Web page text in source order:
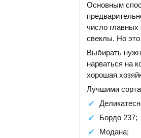
Основным
число главных
свеклы. Но
Выбирать
нарваться на
хорошая
Лучшими
Бордо 237;
Модана;